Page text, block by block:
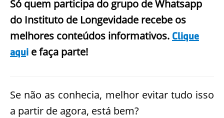
Só quem participa do grupo de Whatsapp
do Instituto de Longevidade recebe os
melhores conteúdos informativos. Clique
aqui e faça parte!
Se não as conhecia, melhor evitar tudo isso
a partir de agora, está bem?